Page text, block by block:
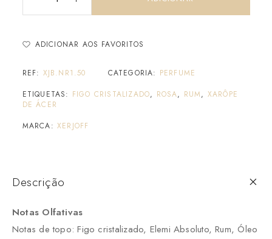
ADICIONAR AOS FAVORITOS
REF: XJB.NR1.50 CATEGORIA: PERFUME
ETIQUETAS: FIGO CRISTALIZADO, ROSA, RUM, XARÔPE
DE ÁCER
MARCA: XERJOFF
Descrição
Notas Olfativas
Notas de topo: Figo cristalizado, Elemi Absoluto, Rum, Óleo